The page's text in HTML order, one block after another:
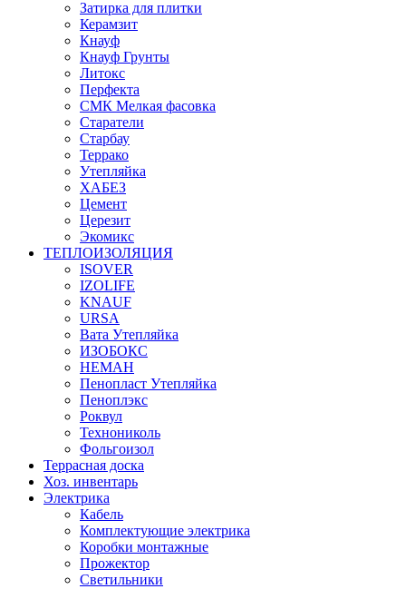
Затирка для плитки
Керамзит
Кнауф
Кнауф Грунты
Литокс
Перфекта
СМК Мелкая фасовка
Старатели
Старбау
Террако
Утепляйка
ХАБЕЗ
Цемент
Церезит
Экомикс
ТЕПЛОИЗОЛЯЦИЯ
ISOVER
IZOLIFE
KNAUF
URSA
Вата Утепляйка
ИЗОБОКС
НЕМАН
Пенопласт Утепляйка
Пеноплэкс
Роквул
Технониколь
Фольгоизол
Террасная доска
Хоз. инвентарь
Электрика
Кабель
Комплектующие электрика
Коробки монтажные
Прожектор
Светильники